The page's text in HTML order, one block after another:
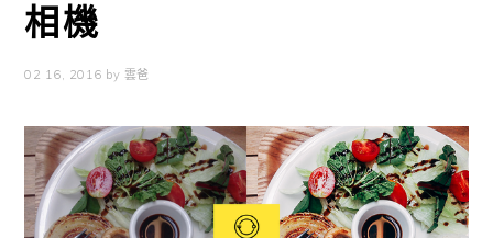
相機
02 16, 2016 by 雲爸